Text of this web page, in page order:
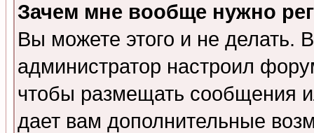
Зачем мне вообще нужно
Вы можете этого и не делать.
администратор настроил
чтобы размещать сообщения
дает вам дополнительные